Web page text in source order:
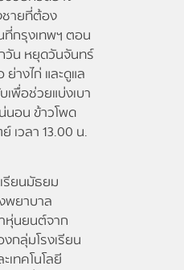
ชายที่ต้อง
ที่กรุงเทพฯ ตอน
วัน หยุดวันจันทร์
างไก่ และดูแล
เพื่อช่วยแบ่งเบา
นอน ข้าวโพด
เวลา 13.00 น.
รียนมัธยม
พยาบาล
หุ่นยนต์จาก
กลุ่มโรงเรียน
ทคโนโลยี